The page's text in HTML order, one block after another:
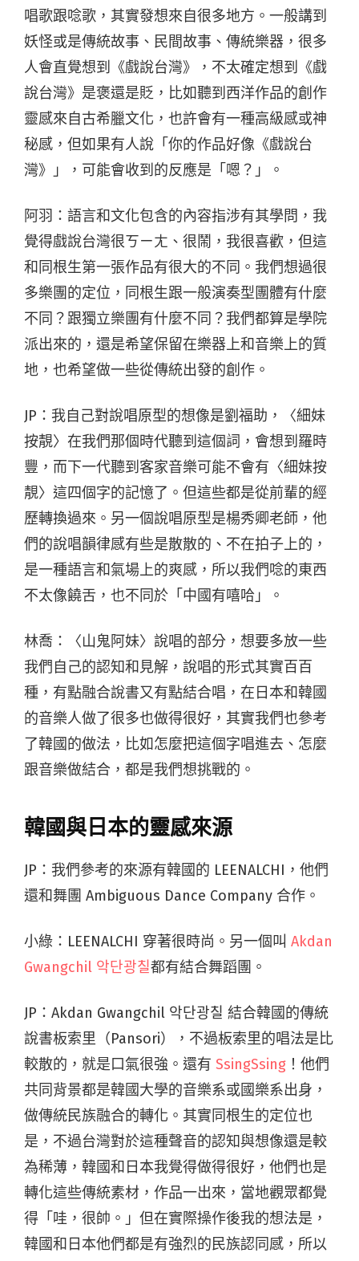
唱歌跟唸歌，其實發想來自很多地方。一般講到
妖怪或是傳統故事、民間故事、傳統樂器，很多
人會直覺想到《戲說台灣》，不太確定想到《戲
說台灣》是褒還是貶，比如聽到西洋作品的創作
靈感來自古希臘文化，也許會有一種高級感或神
秘感，但如果有人說「你的作品好像《戲說台
灣》」，可能會收到的反應是「嗯？」。
阿羽：語言和文化包含的內容指涉有其學問，我
覺得戲說台灣很ㄎㄧㄤ、很鬧，我很喜歡，但這
和同根生第一張作品有很大的不同。我們想過很
多樂團的定位，同根生跟一般演奏型團體有什麼
不同？跟獨立樂團有什麼不同？我們都算是學院
派出來的，還是希望保留在樂器上和音樂上的質
地，也希望做一些從傳統出發的創作。
JP：我自己對說唱原型的想像是劉福助，〈細妹
按靚〉在我們那個時代聽到這個詞，會想到羅時
豐，而下一代聽到客家音樂可能不會有〈細妹按
靚〉這四個字的記憶了。但這些都是從前輩的經
歷轉換過來。另一個說唱原型是楊秀卿老師，他
們的說唱韻律感有些是散散的、不在拍子上的，
是一種語言和氣場上的爽感，所以我們唸的東西
不太像饒舌，也不同於「中國有嘻哈」。
林喬：〈山鬼阿妹〉說唱的部分，想要多放一些
我們自己的認知和見解，說唱的形式其實百百
種，有點融合說書又有點結合唱，在日本和韓國
的音樂人做了很多也做得很好，其實我們也參考
了韓國的做法，比如怎麼把這個字唱進去、怎麼
跟音樂做結合，都是我們想挑戰的。
韓國與日本的靈感來源
JP：我們參考的來源有韓國的 LEENALCHI，他們
還和舞團 Ambiguous Dance Company 合作。
小綠：LEENALCHI 穿著很時尚。另一個叫 Akdan
Gwangchil 악단광칠都有結合舞蹈團。
JP：Akdan Gwangchil 악단광칠 結合韓國的傳統
說書板索里（Pansori），不過板索里的唱法是比
較散的，就是口氣很強。還有 SsingSsing ！他們
共同背景都是韓國大學的音樂系或國樂系出身，
做傳統民族融合的轉化。其實同根生的定位也
是，不過台灣對於這種聲音的認知與想像還是較
為稀薄，韓國和日本我覺得做得很好，他們也是
轉化這些傳統素材，作品一出來，當地觀眾都覺
得「哇，很帥。」但在實際操作後我的想法是，
韓國和日本他們都是有強烈的民族認同感，所以